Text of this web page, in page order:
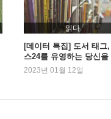
읽다
[데이터 특집] 도서 태그
스24를 유영하는 당신을
한 가이드
2023년 01월 12일